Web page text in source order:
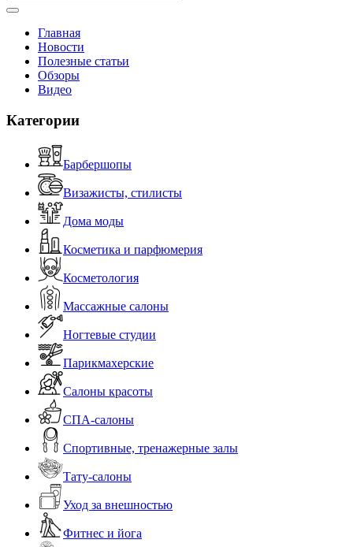
Главная
Новости
Полезные статьи
Обзоры
Видео
Категории
Барбершопы
Визажисты, стилисты
Дома моды
Косметика и парфюмерия
Косметология
Массажные салоны
Ногтевые студии
Парикмахерские
Салоны красоты
СПА-салоны
Спортивные, тренажерные залы
Тату-салоны
Уход за внешностью
Фитнес и йога